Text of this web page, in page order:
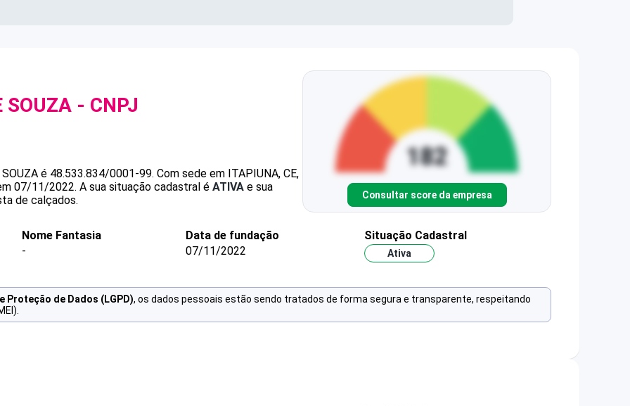
SOUZA - CNPJ
é 48.533.834/0001-99. Com sede em ITAPIUNA, CE,
07/11/2022. A sua situação cadastral é ATIVA e sua
de calçados.
Consultar score da empresa
Nome Fantasia
-
Data de fundação
07/11/2022
Situação Cadastral
Ativa
Proteção de Dados (LGPD), os dados pessoais estão sendo tratados de forma segura e transparente, respeitando